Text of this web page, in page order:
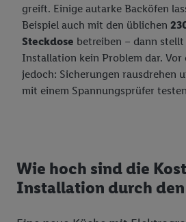
greift. Einige autarke Backöfen
Beispiel auch mit den üblichen
Steckdose betreiben – dann
Installation kein Problem dar. Vor
jedoch: Sicherungen rausdrehen
mit einem Spannungsprüfer
Wie hoch sind die
Installation durch